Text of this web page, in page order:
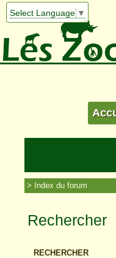
Select Language ▼
Index du forum
Rechercher
RECHERCHER